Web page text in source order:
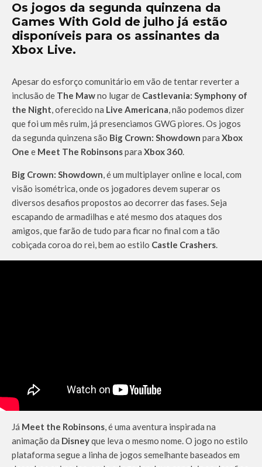
Os jogos da segunda quinzena da
Games With Gold de julho já estão
disponíveis para os assinantes da
Xbox Live.
Apesar do esforço comunitário em vão de tentar reverter a
inclusão de The Mawno lugar de Castlevania: Symphony of
the Night, oferecido na Live Americana, não podemos dizer
que foi um mês ruim, já presenciamos GWG piores. Os jogos
da segunda quinzena são Big Crown: Showdown para Xbox
One e Meet The Robinsonspara Xbox 360.
Big Crown: Showdown, é um multiplayer online e local, com
visão isométrica, onde os jogadores devem superar os
diversos desafios propostos ao decorrer das fases. Seja
escapando de armadilhas e até mesmo dos ataques dos
amigos, que farão de tudo para ficar no final com a tão
cobiçada coroa do rei, bem ao estilo Castle Crashers.
Já Meet the Robinsons, é uma aventura inspirada na
animação da Disneyque leva o mesmo nome. O jogo no estilo
plataforma segue a linha de jogos semelhante baseados em